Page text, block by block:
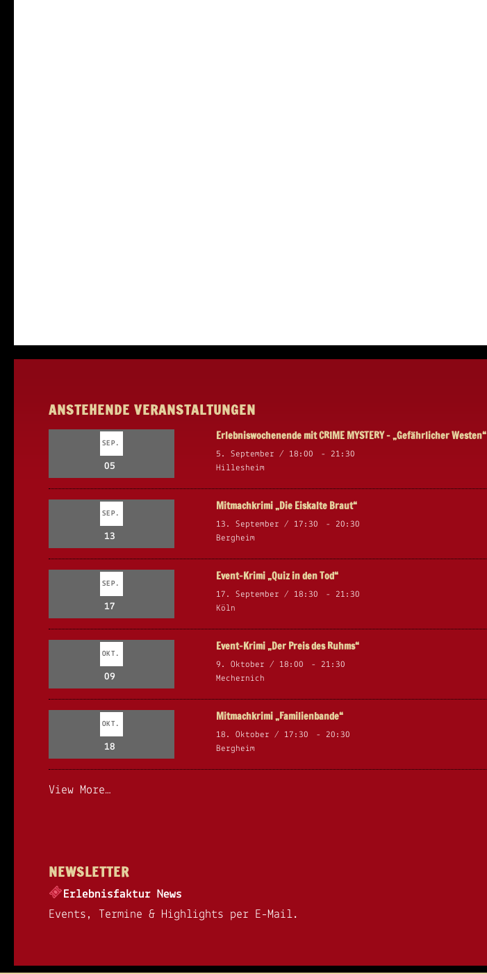
ANSTEHENDE VERANSTALTUNGEN
SEP.
05
Erlebniswochenende mit CRIME MYSTERY – „Gefährlicher Westen“
5. September / 18:00 - 21:30
Hillesheim
SEP.
13
Mitmachkrimi „Die Eiskalte Braut“
13. September / 17:30 - 20:30
Bergheim
SEP.
17
Event-Krimi „Quiz in den Tod“
17. September / 18:30 - 21:30
Köln
OKT.
09
Event-Krimi „Der Preis des Ruhms“
9. Oktober / 18:00 - 21:30
Mechernich
OKT.
18
Mitmachkrimi „Familienbande“
18. Oktober / 17:30 - 20:30
Bergheim
View More…
NEWSLETTER
Erlebnisfaktur News
Events, Termine & Highlights per E-Mail.